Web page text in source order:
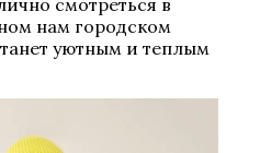
нам городском
уютным и теплым